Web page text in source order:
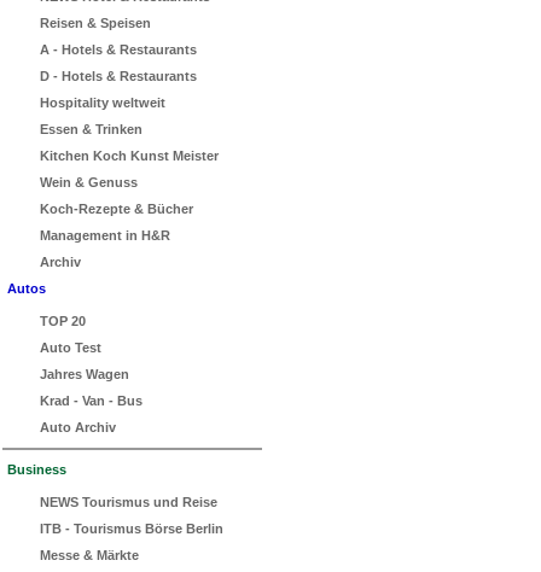
Reisen & Speisen
A - Hotels & Restaurants
D - Hotels & Restaurants
Hospitality weltweit
Essen & Trinken
Kitchen Koch Kunst Meister
Wein & Genuss
Koch-Rezepte & Bücher
Management in H&R
Archiv
Autos
TOP 20
Auto Test
Jahres Wagen
Krad - Van - Bus
Auto Archiv
Business
NEWS Tourismus und Reise
ITB - Tourismus Börse Berlin
Messe & Märkte